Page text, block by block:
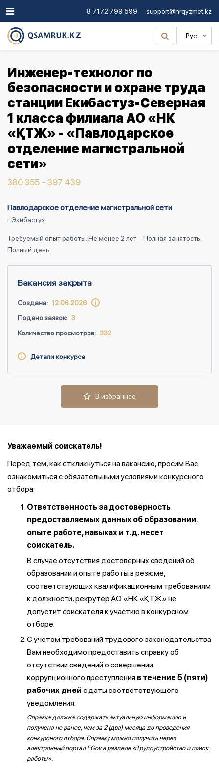
8 7172 799 599 support@hrqyzmet.kz
Рус
Инженер-технолог по
безопасности и охране труда
станции Екибастуз-Северная
1 класса филиала АО «НК
«ҚТЖ» - «Павлодарское
отделение магистральной
сети»
380 355 - 397 439
Павлодарское отделение магистральной сети
г.Экибастуз
Требуемый опыт работы: Не менее 2 лет
Полная занятость,
Полный день
Вакансия закрыта
Создана: 12.06.2026
Подано заявок: 3
Количество просмотров: 332
Детали конкурса
В избранное
Уважаемый соискатель!
Перед тем, как откликнуться на вакансию, просим Вас
ознакомиться с обязательными условиями конкурсного
отбора:
Ответственность за достоверность
предоставляемых данных об образовании,
опыте работе, навыках и т.д. несет
соискатель.
В случае отсутствия достоверных сведений об
образовании и опыте работы в резюме,
соответствующих квалификационным требованиям
к должности, рекрутер АО «НК «ҚТЖ» не
допустит соискателя к участию в конкурсном
отборе.
С учетом требований трудового законодательства
Вам необходимо предоставить справку об
отсутствии сведений о совершении
коррупционного преступления в течение 5 (пяти)
рабочих дней с даты соответствующего
уведомления.
Справка должна содержать актуальную информацию и
получена не ранее, чем за 2 (два) месяца до проведения
конкурсного отбора. Справку можно получить через
электронный портал EGov в разделе «Трудоустройство и поиск
работы».